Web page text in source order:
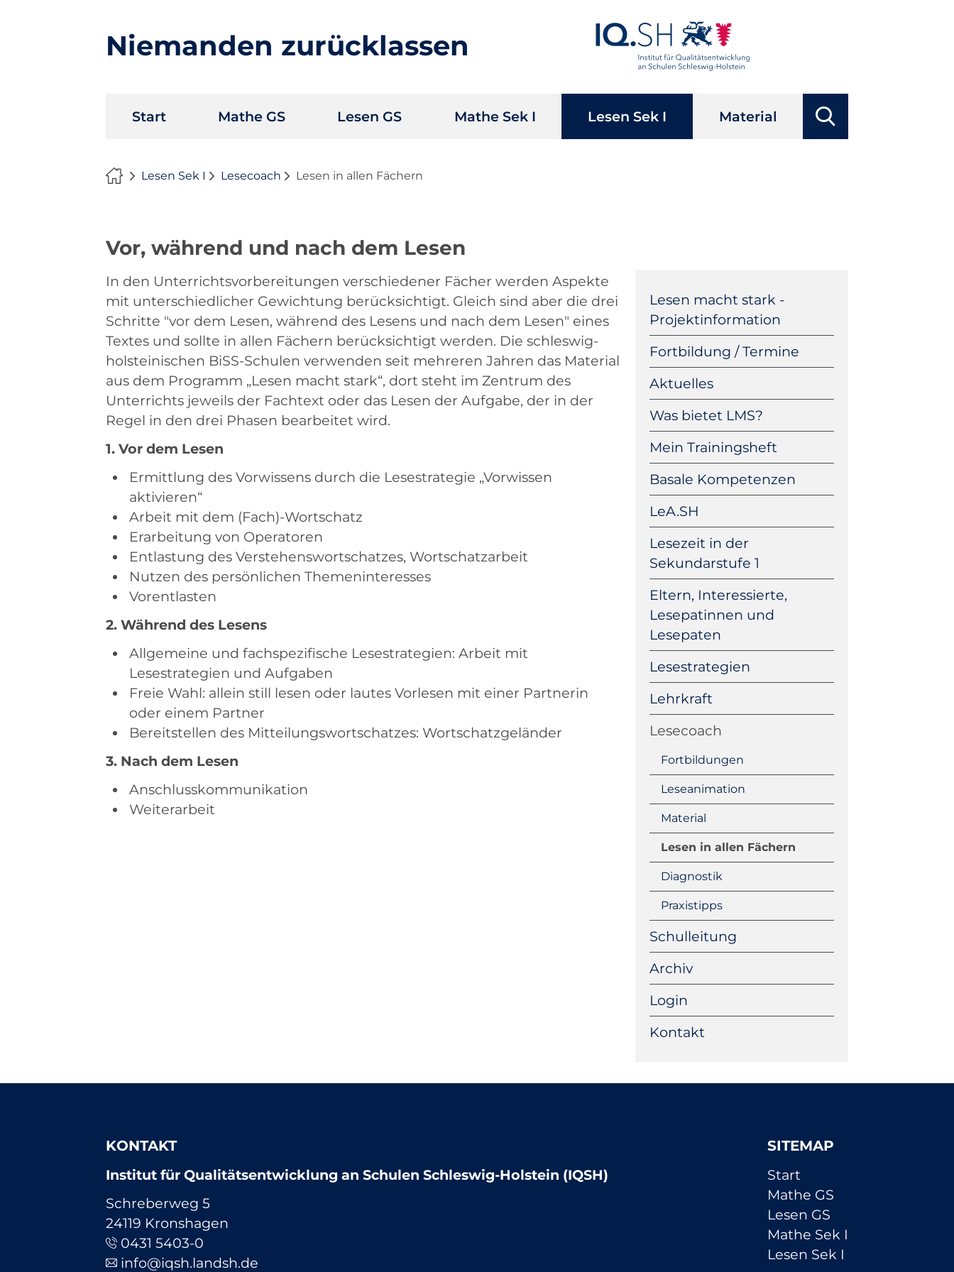
Niemanden zurücklassen
überspringen
Start Mathe GS Lesen GS Mathe Sek I Lesen Sek I Material Suchbegriffe
Lesen Sek I Lesecoach Lesen in allen Fächern
Vor, während und nach dem Lesen
In den Unterrichtsvorbereitungen verschiedener Fächer werden Aspekte
mit unterschiedlicher Gewichtung berücksichtigt. Gleich sind aber die drei
Schritte "vor dem Lesen, während des Lesens und nach dem Lesen" eines
Textes und sollte in allen Fächern berücksichtigt werden. Die schleswig-
holsteinischen BiSS-Schulen verwenden seit mehreren Jahren das Material
aus dem Programm „Lesen macht stark“, dort steht im Zentrum des
Unterrichts jeweils der Fachtext oder das Lesen der Aufgabe, der in der
Regel in den drei Phasen bearbeitet wird.
1. Vor dem Lesen
Ermittlung des Vorwissens durch die Lesestrategie „Vorwissen
aktivieren“
Arbeit mit dem (Fach)-Wortschatz
Erarbeitung von Operatoren
Entlastung des Verstehenswortschatzes, Wortschatzarbeit
Nutzen des persönlichen Themeninteresses
Vorentlasten
2. Während des Lesens
Allgemeine und fachspezifische Lesestrategien: Arbeit mit
Lesestrategien und Aufgaben
Freie Wahl: allein still lesen oder lautes Vorlesen mit einer Partnerin
oder einem Partner
Bereitstellen des Mitteilungswortschatzes: Wortschatzgeländer
3. Nach dem Lesen
Anschlusskommunikation
Weiterarbeit
überspringen
Lesen macht stark -
Projektinformation
Fortbildung / Termine
Aktuelles
Was bietet LMS?
Mein Trainingsheft
Basale Kompetenzen
LeA.SH
Lesezeit in der
Sekundarstufe 1
Eltern, Interessierte,
Lesepatinnen und
Lesepaten
Lesestrategien
Lehrkraft
Lesecoach
Fortbildungen
Leseanimation
Material
Lesen in allen Fächern
Diagnostik
Praxistipps
Schulleitung
Archiv
Login
Kontakt
KONTAKT
Institut für Qualitätsentwicklung an Schulen Schleswig-Holstein (IQSH)
Schreberweg 5
24119 Kronshagen
0431 5403-0
info@iqsh.landsh.de
SITEMAP
Navigation
überspringen
Start
Mathe GS
Lesen GS
Mathe Sek I
Lesen Sek I